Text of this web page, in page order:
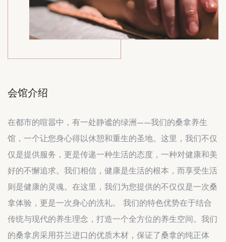
会馆介绍
在都市的喧嚣中，有一处静谧的绿洲——我们的桑拿养生
馆，一个让您身心得以休憩和重生的圣地。这里，我们不仅
仅是提供服务，更是传递一种生活的态度，一种对健康和美
好的不懈追求。我们相信，健康是生活的根本，而享受生活
则是健康的灵魂。在这里，我们为您提供的不仅仅是一次桑
拿体验，更是一次身心的洗礼。 我们的特色优势在于结合
传统与现代的养生理念，打造一个全方位的养生空间。我们
的桑拿房采用芬兰进口的优质木材，保证了桑拿的纯正体